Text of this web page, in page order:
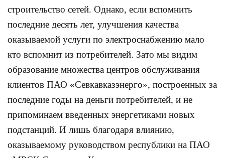
строительство сетей. Однако, если вспомнить
последние десять лет, улучшения качества
оказываемой услуги по электроснабжению мало
кто вспомнит из потребителей. Зато мы видим
образование множества центров обслуживания
клиентов ПАО «Севкавказэнерго», построенных за
последние годы на деньги потребителей, и не
припоминаем введенных энергетиками новых
подстанций. И лишь благодаря влиянию,
оказываемому руководством республики на ПАО